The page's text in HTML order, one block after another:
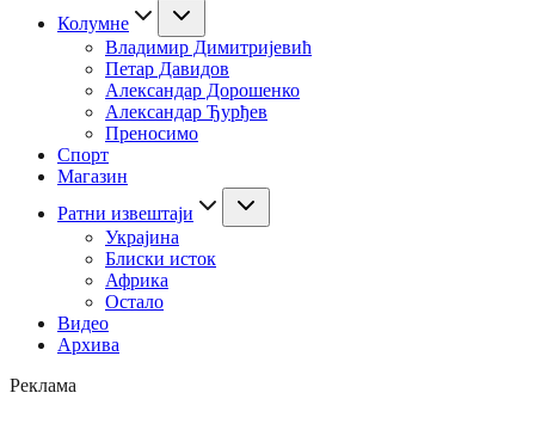
Колумне
Владимир Димитријевић
Петар Давидов
Александар Дорошенко
Александар Ђурђев
Преносимо
Спорт
Магазин
Ратни извештаји
Украјина
Блиски исток
Африка
Остало
Видео
Архива
Реклама